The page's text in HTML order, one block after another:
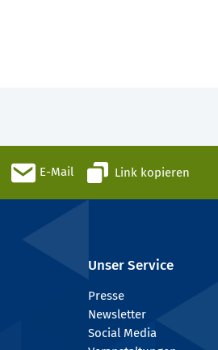
E-Mail Link kopieren
Unser Service
Presse
Newsletter
Social Media